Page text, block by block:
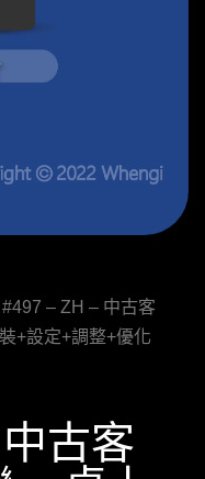
#497 – ZH – 中古客
+設定+調整+優化
古客